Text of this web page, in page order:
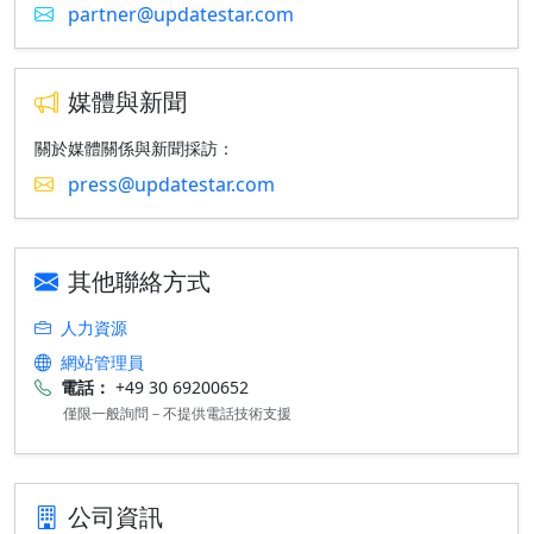
partner@updatestar.com
媒體與新聞
關於媒體關係與新聞採訪：
press@updatestar.com
其他聯絡方式
人力資源
網站管理員
電話： +49 30 69200652
僅限一般詢問－不提供電話技術支援
公司資訊